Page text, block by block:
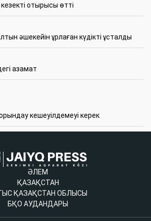
отырысы өтті
әшекейін ұрлаған күдікті ұсталды
азамат
кешеуілдемеуі керек
ӘЛЕМ
ҚАЗАҚСТАН
ҚАЗАҚСТАН ОБЛЫСЫ
БҚО АУДАНДАРЫ